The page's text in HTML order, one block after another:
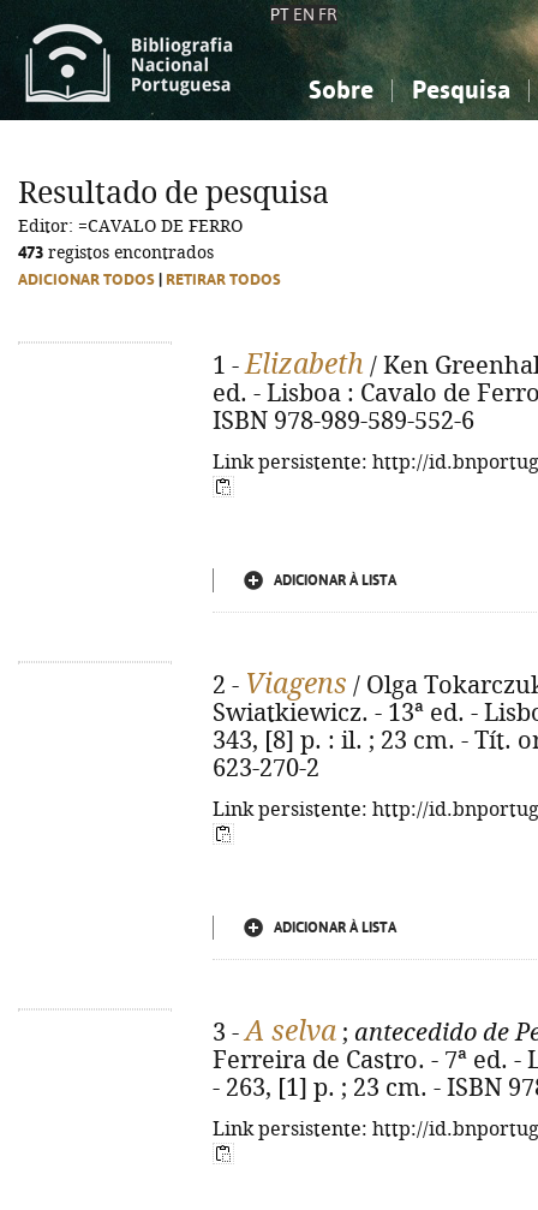
PT EN FR
Sobre Pesquisa
Ciências sociais...
Ciências sociais...
Resultado de pesquisa
Editor: =CAVALO DE FERRO
473 registos encontrados
ADICIONAR TODOS RETIRAR TODOS
1 -Elizabeth / Ken
ed. - Lisboa : Cavalo de
ISBN 978-989-589-552-6
Link persistente: http://
ADICIONAR À LISTA
2 - Viagens / Olga
Swiatkiewicz. - 13ª ed. -
343, [8] p. : il. ; 23 cm. - Tít.
623-270-2
Link persistente: http://
ADICIONAR À LISTA
3 -A selva ; antecedido de
Ferreira de Castro. - 7ª ed. -
- 263, [1] p. ; 23 cm. - ISBN
Link persistente: http://